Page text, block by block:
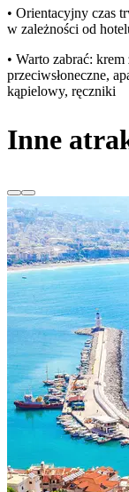
• Orientacyjny czas
w zależności od
• Warto zabrać:
przeciwsłoneczne,
kąpielowy, ręczniki
Inne